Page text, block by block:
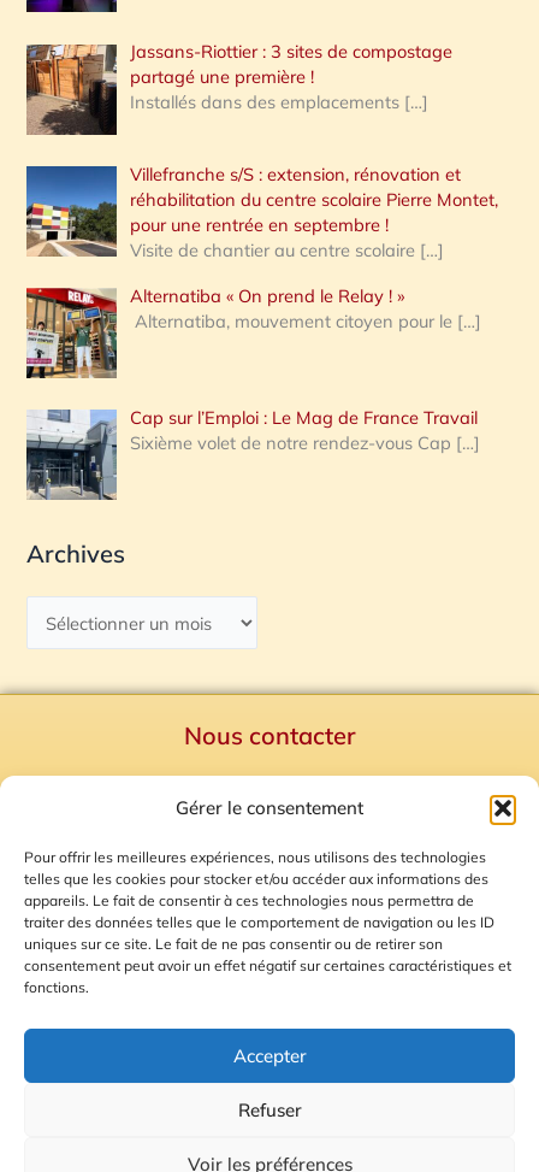
Gérer le consentement
Pour offrir les meilleures expériences, nous utilisons des technologies
telles que les cookies pour stocker et/ou accéder aux informations des
appareils. Le fait de consentir à ces technologies nous permettra de
traiter des données telles que le comportement de navigation ou les ID
uniques sur ce site. Le fait de ne pas consentir ou de retirer son
consentement peut avoir un effet négatif sur certaines caractéristiques et
fonctions.
Accepter
Refuser
Voir les préférences
Jassans-Riottier : 3 sites de compostage
partagé une première !
Installés dans des emplacements […]
Villefranche s/S : extension, rénovation et
réhabilitation du centre scolaire Pierre Montet,
pour une rentrée en septembre !
Visite de chantier au centre scolaire […]
Alternatiba « On prend le Relay ! »
Alternatiba, mouvement citoyen pour le […]
Cap sur l’Emploi : Le Mag de France Travail
Sixième volet de notre rendez-vous Cap […]
Archives
Nous contacter
Mentions Légales
Plan du site
Gestion des Cookies
© 2026 Radio Calade